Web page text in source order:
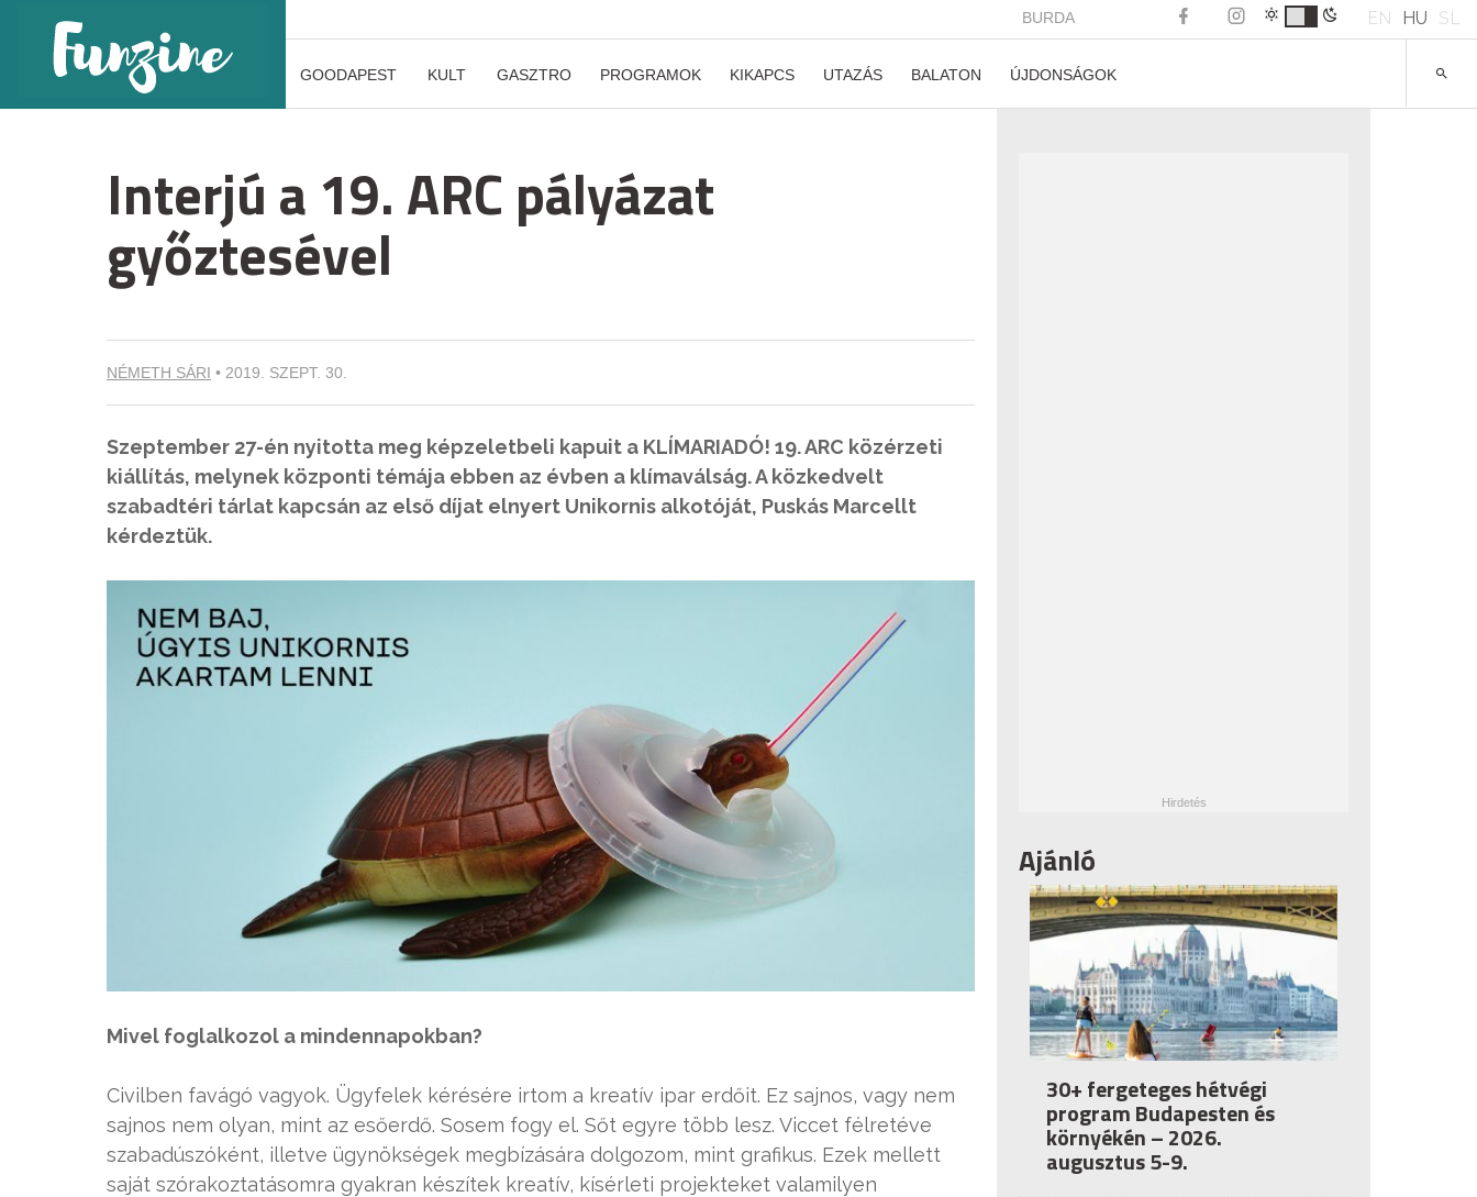
BURDA EN HU SL
GOODAPEST KULT GASZTRO PROGRAMOK KIKAPCS UTAZÁS BALATON ÚJDONSÁGOK
Interjú a 19. ARC pályázat
győztesével
NÉMETH SÁRI • 2019. SZEPT. 30.
Szeptember 27-én nyitotta meg képzeletbeli kapuit a KLÍMARIADÓ! 19. ARC közérzeti
kiállítás, melynek központi témája ebben az évben a klímaválság. A közkedvelt
szabadtéri tárlat kapcsán az első díjat elnyert Unikornis alkotóját, Puskás Marcellt
kérdeztük.
Mivel foglalkozol a mindennapokban?
Civilben favágó vagyok. Ügyfelek kérésére irtom a kreatív ipar erdőit. Ez sajnos, vagy nem
sajnos nem olyan, mint az esőerdő. Sosem fogy el. Sőt egyre több lesz. Viccet félretéve
szabadúszóként, illetve ügynökségek megbízására dolgozom, mint grafikus. Ezek mellett
saját szórakoztatásomra gyakran készítek kreatív, kísérleti projekteket valamilyen
Ajánló
30+ fergeteges hétvégi
program Budapesten és
környékén – 2026.
augusztus 5-9.